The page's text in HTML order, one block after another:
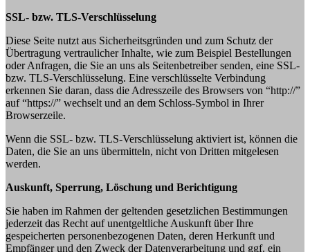
SSL- bzw. TLS-Verschlüsselung
Diese Seite nutzt aus Sicherheitsgründen und zum Schutz der
Übertragung vertraulicher Inhalte, wie zum Beispiel Bestellungen
oder Anfragen, die Sie an uns als Seitenbetreiber senden, eine SSL-
bzw. TLS-Verschlüsselung. Eine verschlüsselte Verbindung
erkennen Sie daran, dass die Adresszeile des Browsers von “http://”
auf “https://” wechselt und an dem Schloss-Symbol in Ihrer
Browserzeile.
Wenn die SSL- bzw. TLS-Verschlüsselung aktiviert ist, können die
Daten, die Sie an uns übermitteln, nicht von Dritten mitgelesen
werden.
Auskunft, Sperrung, Löschung und Berichtigung
Sie haben im Rahmen der geltenden gesetzlichen Bestimmungen
jederzeit das Recht auf unentgeltliche Auskunft über Ihre
gespeicherten personenbezogenen Daten, deren Herkunft und
Empfänger und den Zweck der Datenverarbeitung und ggf. ein